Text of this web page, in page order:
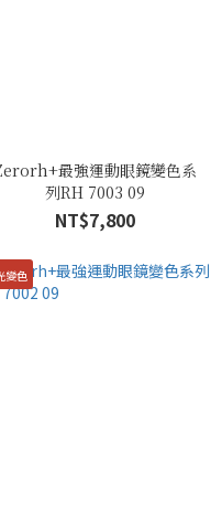
最強運動眼鏡變色系
列RH 7003 09
NT$7,800
變色